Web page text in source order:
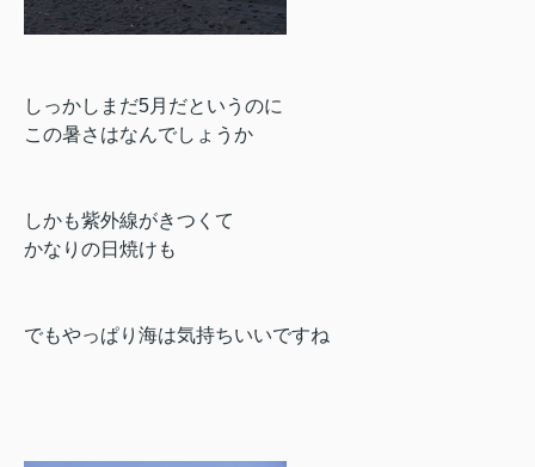
しっかしまだ5月だというのに
この暑さはなんでしょうか
しかも紫外線がきつくて
かなりの日焼けも
でもやっぱり海は気持ちいいですね